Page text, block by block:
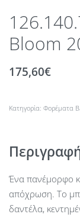
Bloom
175,60€
Κατηγορία: Φορέματα
Ένα πανέμορφο
απόχρωση. Το
δαντέλα,